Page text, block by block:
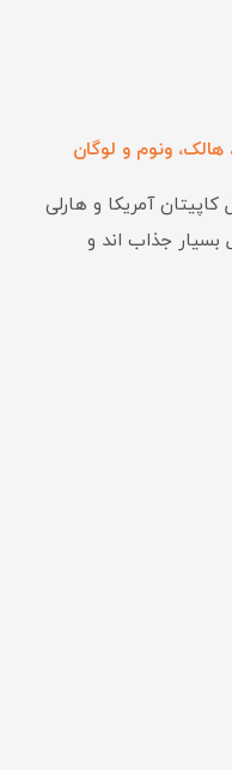
هالک، ونوم و لوگان
آمریکا و هارلی
بسیار جذاب اند و